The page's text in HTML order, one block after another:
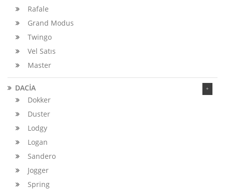
Rafale
Grand Modus
Twingo
Vel Satıs
Master
DACİA
Dokker
Duster
Lodgy
Logan
Sandero
Jogger
Spring